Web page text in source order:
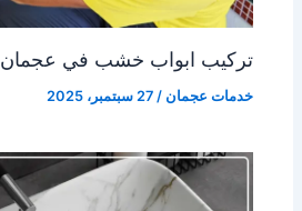
تركيب ابواب خشب في عجمان
خدمات عجمان /27 سبتمبر، 2025